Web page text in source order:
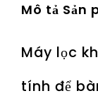
Mô tả Sản
Máy lọc
tính để